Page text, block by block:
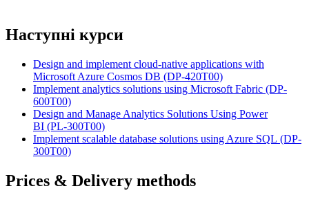
Наступні курси
Design and implement cloud-native applications with
Microsoft Azure Cosmos DB (DP-420T00)
Implement analytics solutions using Microsoft Fabric (DP-
600T00)
Design and Manage Analytics Solutions Using Power
BI (PL-300T00)
Implement scalable database solutions using Azure SQL (DP-
300T00)
Prices & Delivery methods